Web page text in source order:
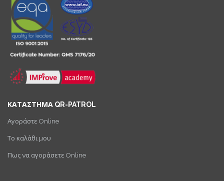
ΚΑΤΑΣΤΗΜΑ QR-PATROL
Αγοράστε Online
Το καλάθι μου
Πως να αγοράσετε Online